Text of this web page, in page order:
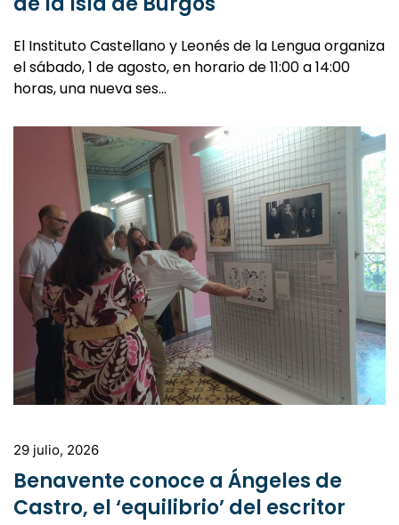
El Instituto Castellano y Leonés de la Lengua organiza
el sábado, 1 de agosto, en horario de 11:00 a 14:00
horas, una nueva ses…
Benavente conoce a Ángeles de
Castro, el ‘equilibrio’ del escritor
vallisoletano Miguel Delibes